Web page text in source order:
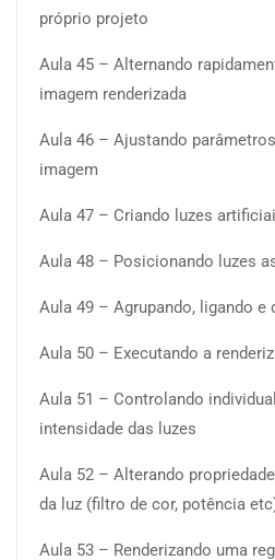
próprio projeto
Aula 45 – Alternando
imagem renderizada
Aula 46 – Ajustando
imagem
Aula 47 – Criando luzes
Aula 48 – Posicionando luzes
Aula 49 – Agrupando, ligando e
Aula 50 – Executando a
Aula 51 – Controlando
intensidade das luzes
Aula 52 – Alterando
da luz (filtro de cor, potência
Aula 53 – Renderizando uma